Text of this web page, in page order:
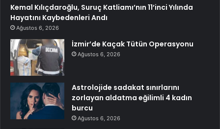
Kemal Kılıçdaroğlu, Suruç Katliamı’nın 11’inci Yılında
Hayatını Kaybedenleri Andı
Ağustos 6, 2026
İzmir’de Kaçak Tütün Operasyonu
Ağustos 6, 2026
Astrolojide sadakat sınırlarını
zorlayan aldatma eğilimli 4 kadın
burcu
Ağustos 6, 2026